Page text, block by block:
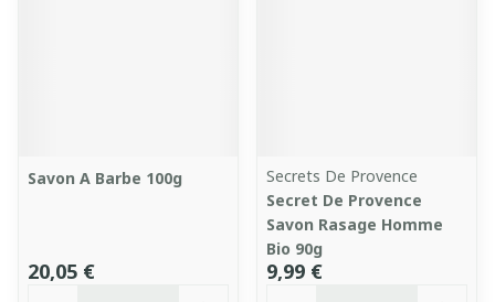
Savon A Barbe 100g
20,05 €
Secrets De Provence
Secret De Provence
Savon Rasage Homme
Bio 90g
9,99 €